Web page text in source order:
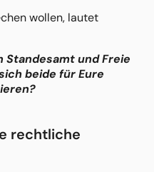
wollen, lautet
Standesamt und Freie
beide für Eure
rechtliche